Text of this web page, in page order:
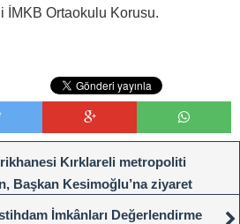
İMKB Ortaokulu Korusu.
Kırklareli metropoliti
Başkan Kesimoğlu’na ziyaret
İmkânları Değerlendirme